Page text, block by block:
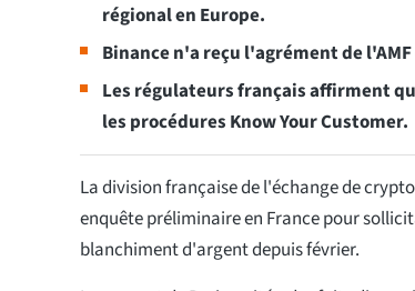
régional en Europe.
Binance n'a reçu l'agrément de
Les régulateurs français affirment
les procédures Know Your Customer.
La division française de l'échange de
enquête préliminaire en France pour
blanchiment d'argent depuis février.